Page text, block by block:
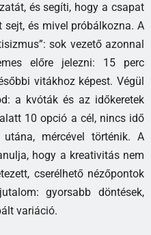
és segíti, hogy a csapat
és mivel próbálkozna. A
sok vezető azonnal
előre jelezni: 15 perc
vitákhoz képest. Végül
a kvóták és az időkeretek
10 opció a cél, nincs idő
mércével történik. A
hogy a kreativitás nem
cserélhető nézőpontok
gyorsabb döntések,
variáció.